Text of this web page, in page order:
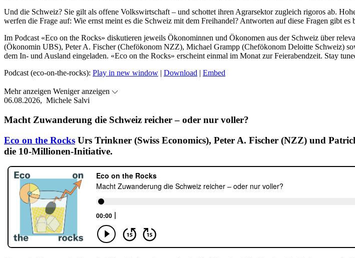
Und die Schweiz? Sie gilt als offene Volkswirtschaft – und schottet ihren Agrarsektor zugleich rigoros ab.
werfen die Frage auf: Wie ernst meint es die Schweiz mit dem Freihandel? Antworten auf diese Fragen gibt es
Im Podcast «Eco on the Rocks» diskutieren jeweils Ökonominnen und Ökonomen aus der Schweiz über
(Ökonomin UBS), Peter A. Fischer (Chefökonom NZZ), Michael Grampp (Chefökonom Deloitte Schweiz)
dem In- und Ausland eingeladen. «Eco on the Rocks» erscheint einmal im Monat zur Feierabendzeit. Stay
Podcast (eco-on-the-rocks): Play in new window | Download | Embed
Mehr anzeigen Weniger anzeigen
06.08.2026, Michele Salvi
Macht Zuwanderung die Schweiz reicher – oder nur voller?
Eco on the Rocks Urs Trinkner (Swiss Economics), Peter A. Fischer (NZZ) und
die 10-Millionen-Initiative.